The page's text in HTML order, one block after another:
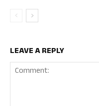
LEAVE A REPLY